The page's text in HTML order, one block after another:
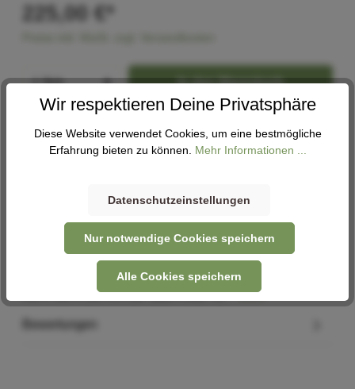
225,00 €*
In den Warenkorb
Abholung
Verfügbar in 1 Filiale Filiale auswählen
Beschreibung
Befestigung: QL2.1 Material: Kunststoff Volumen: 35 l Maße:
450 x 360 x 260 mm Der Back-Roller XL…Mehr
Bewertungen
Wir respektieren Deine Privatsphäre
Diese Website verwendet Cookies, um eine bestmögliche
Erfahrung bieten zu können. Mehr Informationen ...
Datenschutzeinstellungen
Nur notwendige Cookies speichern
Alle Cookies speichern